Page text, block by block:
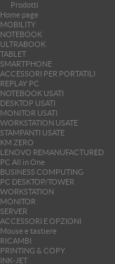
Prodotti
Home page
MOBILITY
NOTEBOOK
ULTRABOOK
TABLET
SMARTPHONE
ACCESSORI PER PORTATILI
REPLAY PC
NOTEBOOK USATI
DESKTOP USATI
MONITOR USATI
WORKSTATION USATE
STAMPANTI USATE
KM ZERO
LENOVO REMANUFACTURED
PC All in One
BUSINESS COMPUTING
PC DESKTOP/TOWER
WORKSTATION
MONITOR
SERVER
ACCESSORI E OPZIONI
Mouse e tastiere
RICAMBI
PRINTING & COPY
INK-JET